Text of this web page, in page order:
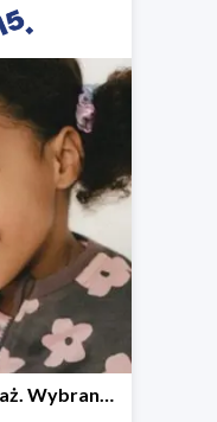
Sezonowa wyprzedaż. Wybrane modele do -40%